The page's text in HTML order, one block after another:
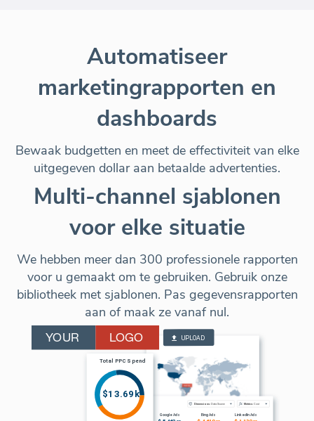
Automatiseer
marketingrapporten en
dashboards
Bewaak budgetten en meet de effectiviteit van elke
uitgegeven dollar aan betaalde advertenties.
Multi-channel sjablonen
voor elke situatie
We hebben meer dan 300 professionele rapporten
voor u gemaakt om te gebruiken. Gebruik onze
bibliotheek met sjablonen. Pas gegevensrapporten
aan of maak ze vanaf nul.